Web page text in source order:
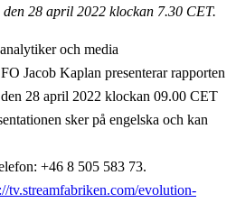
28 april 2022 klockan 7.30 CET.
och media
Jacob Kaplan presenterar rapporten
28 april 2022 klockan 09.00 CET
sker på engelska och kan
+46 8 505 583 73.
tv.streamfabriken.com/evolution-